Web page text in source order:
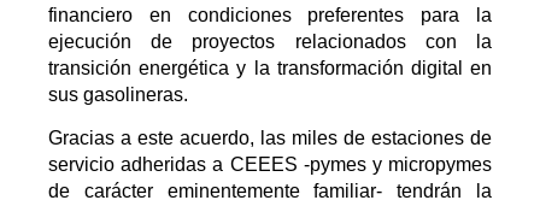
financiero en condiciones preferentes para la
ejecución de proyectos relacionados con la
transición energética y la transformación digital en
sus gasolineras.
Gracias a este acuerdo, las miles de estaciones de
servicio adheridas a CEEES -pymes y micropymes
de carácter eminentemente familiar- tendrán la